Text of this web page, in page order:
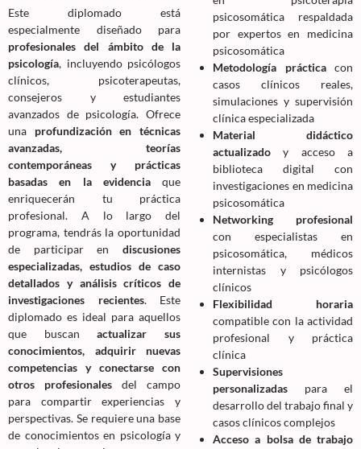
Este diplomado está
especialmente diseñado para
profesionales del ámbito de la
psicología, incluyendo psicólogos
clínicos, psicoterapeutas,
consejeros y estudiantes
avanzados de psicología. Ofrece
una profundización en técnicas
avanzadas, teorías
contemporáneas y prácticas
basadas en la evidenciaque
enriquecerán tu práctica
profesional. A lo largo del
programa, tendrás la oportunidad
de participar en discusiones
especializadas, estudios de caso
detallados y análisis críticos de
investigaciones recientes. Este
diplomado es ideal para aquellos
que buscanactualizar sus
conocimientos, adquirir nuevas
competencias y conectarse con
otros profesionales del campo
para compartir experiencias y
perspectivas. Se requiere una base
de conocimientos en psicología y
psicosomática respaldada
por expertos en medicina
psicosomática
Metodología prácticacon
casos clínicos reales,
simulaciones y supervisión
clínica especializada
Material didáctico
actualizado y acceso a
biblioteca digital con
investigaciones en medicina
psicosomática
Networking profesional
con especialistas en
psicosomática, médicos
internistas y psicólogos
clínicos
Flexibilidad horaria
compatible con la actividad
profesional y práctica
clínica
Supervisiones
personalizadas para el
desarrollo del trabajo final y
casos clínicos complejos
Acceso a bolsa de trabajo